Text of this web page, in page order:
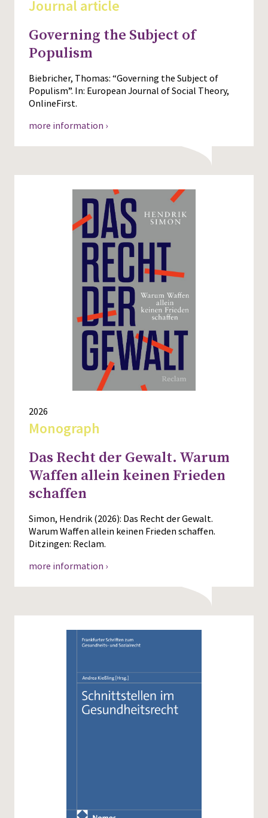
Journal article
Governing the Subject of
Populism
Biebricher, Thomas: “Governing the Subject of
Populism”. In: European Journal of Social Theory,
OnlineFirst.
more information ›
2026
Monograph
Das Recht der Gewalt. Warum
Waffen allein keinen Frieden
schaffen
Simon, Hendrik (2026): Das Recht der Gewalt.
Warum Waffen allein keinen Frieden schaffen.
Ditzingen: Reclam.
more information ›